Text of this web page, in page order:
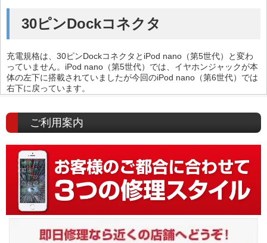
30ピンDockコネクタ
充電規格は、30ピンDockコネクタとiPod nano（第5世代）と変わ
っていません。iPod nano（第5世代）では、イヤホンジャックが本
体の左下に搭載されていましたが今回のiPod nano（第6世代）では
右下に戻っています。
ご利用案内